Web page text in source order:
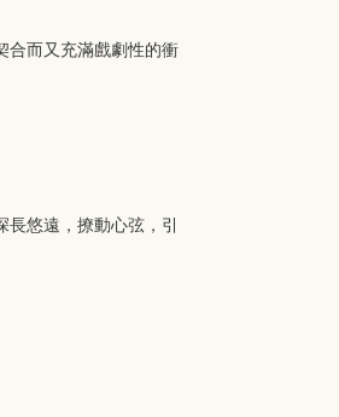
合而又充滿戲劇性的衝
悠遠，撩動心弦，引